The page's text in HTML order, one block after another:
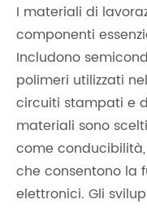
I materiali di
componenti
Includono
polimeri utilizzati
circuiti stampati e
materiali sono
come
che consentono la
elettronici. Gli